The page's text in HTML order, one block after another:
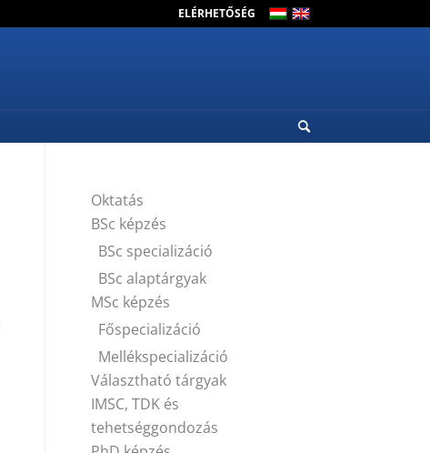
ELÉRHETŐSÉG
Oktatás
BSc képzés
BSc specializáció
BSc alaptárgyak
MSc képzés
Főspecializáció
Mellékspecializáció
Választható tárgyak
IMSC, TDK és
tehetséggondozás